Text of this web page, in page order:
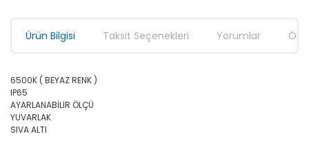
Ürün Bilgisi Taksit Seçenekleri Yorumlar
6500K ( BEYAZ RENK )
IP65
AYARLANABİLİR ÖLÇÜ
YUVARLAK
SIVA ALTI